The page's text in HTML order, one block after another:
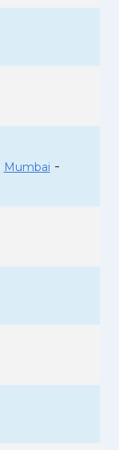
Mumbai -